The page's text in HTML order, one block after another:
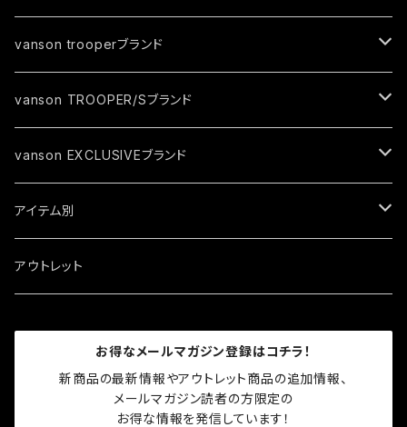
ジャケット
春夏モデル
秋冬モデル
トップス
グローブ
キャップ
ソックス
プロテクター
vanson trooperブランド
ジャケット
春夏モデル
秋冬モデル
トップス
vanson TROOPER/Sブランド
ジャケット
春夏モデル
秋冬モデル
トップス
vanson EXCLUSIVEブランド
ジャケット
春夏モデル
トップス
アイテム別
ジャケット
秋冬モデル
グローブ
アウトレット
お得なメールマガジン登録はコチラ！
新商品の最新情報やアウトレット商品の追加情報、
メールマガジン読者の方限定の
お得な情報を発信しています！